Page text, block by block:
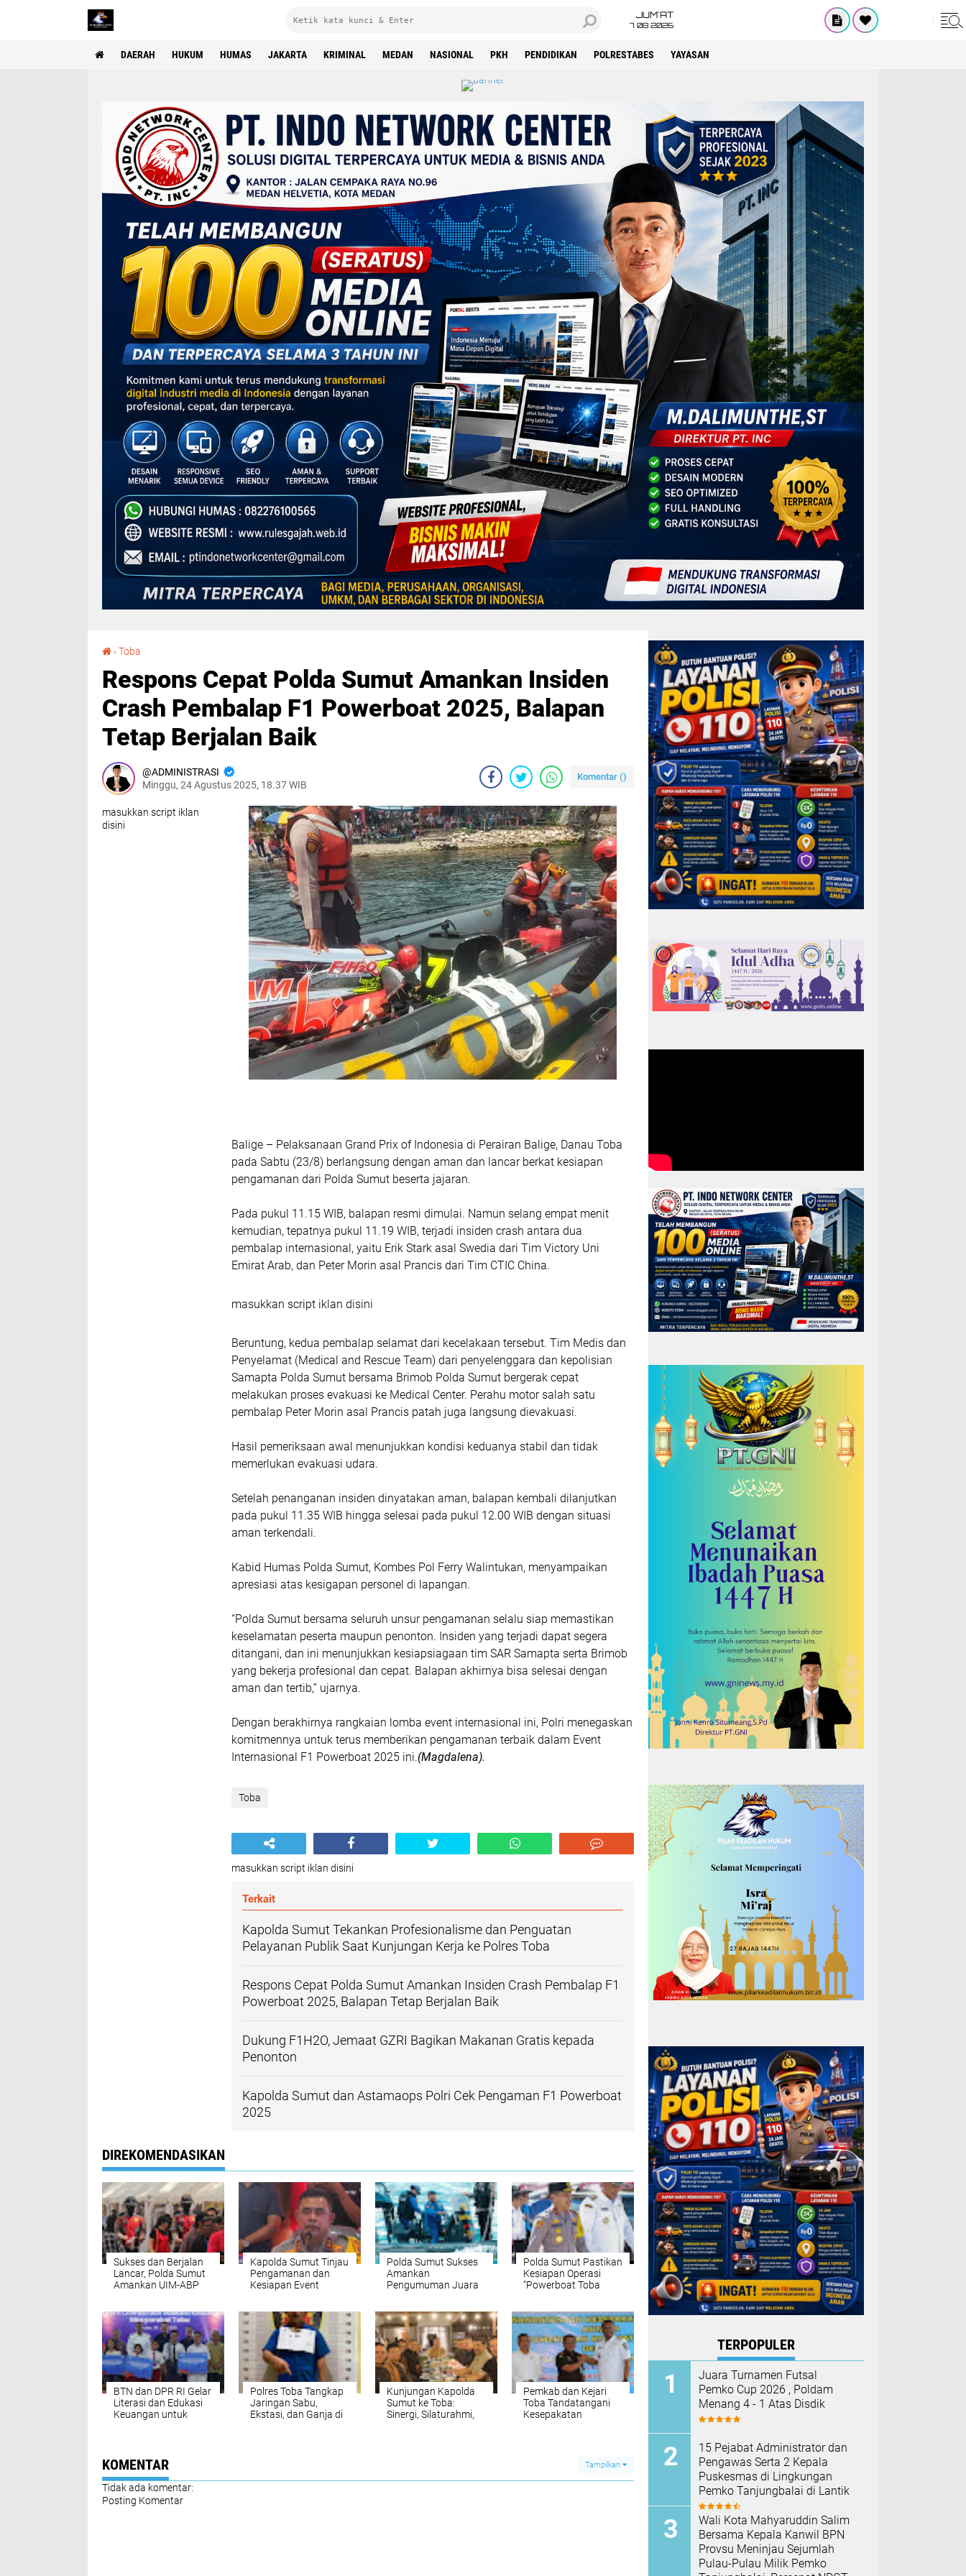
JUM'AT
7 08 2026
DAERAH HUKUM HUMAS JAKARTA KRIMINAL MEDAN NASIONAL PKH PENDIDIKAN POLRESTABES YAYASAN
›Toba
Respons Cepat Polda Sumut Amankan Insiden
Crash Pembalap F1 Powerboat 2025, Balapan
Tetap Berjalan Baik
ADMINISTRASI
Minggu, 24 Agustus 2025, 18.37 WIB
Komentar ()
masukkan script iklan
disini
Balige – Pelaksanaan Grand Prix of Indonesia di Perairan Balige, Danau Toba
pada Sabtu (23/8) berlangsung dengan aman dan lancar berkat kesiapan
pengamanan dari Polda Sumut beserta jajaran.
Pada pukul 11.15 WIB, balapan resmi dimulai. Namun selang empat menit
kemudian, tepatnya pukul 11.19 WIB, terjadi insiden crash antara dua
pembalap internasional, yaitu Erik Stark asal Swedia dari Tim Victory Uni
Emirat Arab, dan Peter Morin asal Prancis dari Tim CTIC China.
masukkan script iklan disini
Beruntung, kedua pembalap selamat dari kecelakaan tersebut. Tim Medis dan
Penyelamat (Medical and Rescue Team) dari penyelenggara dan kepolisian
Samapta Polda Sumut bersama Brimob Polda Sumut bergerak cepat
melakukan proses evakuasi ke Medical Center. Perahu motor salah satu
pembalap Peter Morin asal Prancis patah juga langsung dievakuasi.
Hasil pemeriksaan awal menunjukkan kondisi keduanya stabil dan tidak
memerlukan evakuasi udara.
Setelah penanganan insiden dinyatakan aman, balapan kembali dilanjutkan
pada pukul 11.35 WIB hingga selesai pada pukul 12.00 WIB dengan situasi
aman terkendali.
Kabid Humas Polda Sumut, Kombes Pol Ferry Walintukan, menyampaikan
apresiasi atas kesigapan personel di lapangan.
“Polda Sumut bersama seluruh unsur pengamanan selalu siap memastikan
keselamatan peserta maupun penonton. Insiden yang terjadi dapat segera
ditangani, dan ini menunjukkan kesiapsiagaan tim SAR Samapta serta Brimob
yang bekerja profesional dan cepat. Balapan akhirnya bisa selesai dengan
aman dan tertib,” ujarnya.
Dengan berakhirnya rangkaian lomba event internasional ini, Polri menegaskan
komitmennya untuk terus memberikan pengamanan terbaik dalam Event
Internasional F1 Powerboat 2025 ini.(Magdalena).
Toba
masukkan script iklan disini
Terkait
Kapolda Sumut Tekankan Profesionalisme dan Penguatan
Pelayanan Publik Saat Kunjungan Kerja ke Polres Toba
Respons Cepat Polda Sumut Amankan Insiden Crash Pembalap F1
Powerboat 2025, Balapan Tetap Berjalan Baik
Dukung F1H2O, Jemaat GZRI Bagikan Makanan Gratis kepada
Penonton
Kapolda Sumut dan Astamaops Polri Cek Pengaman F1 Powerboat
2025
DIREKOMENDASIKAN
Sukses dan Berjalan
Lancar, Polda Sumut
Amankan UIM-ABP
2025
Kapolda Sumut Tinjau
Pengamanan dan
Kesiapan Event
Polda Sumut Sukses
Amankan
Pengumuman Juara
Polda Sumut Pastikan
Kesiapan Operasi
“Powerboat Toba
Championship
BTN dan DPR RI Gelar
Literasi dan Edukasi
Keuangan untuk
Polres Toba Tangkap
Jaringan Sabu,
Ekstasi, dan Ganja di
Kunjungan Kapolda
Sumut ke Toba:
Sinergi, Silaturahmi,
Pemkab dan Kejari
Toba Tandatangani
Kesepakatan
KOMENTAR Tampilkan
Tidak ada komentar:
Posting Komentar
TERPOPULER
Juara Turnamen Futsal
Pemko Cup 2026 , Poldam
Menang 4 - 1 Atas Disdik
15 Pejabat Administrator dan
Pengawas Serta 2 Kepala
Puskesmas di Lingkungan
Pemko Tanjungbalai di Lantik
Wali Kota Mahyaruddin Salim
Bersama Kepala Kanwil BPN
Provsu Meninjau Sejumlah
Pulau-Pulau Milik Pemko